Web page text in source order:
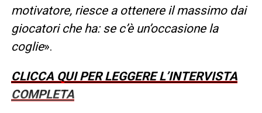
motivatore, riesce a ottenere il massimo dai
giocatori che ha: se c’è un’occasione la
coglie».
CLICCA QUI PER LEGGERE L’INTERVISTA
COMPLETA